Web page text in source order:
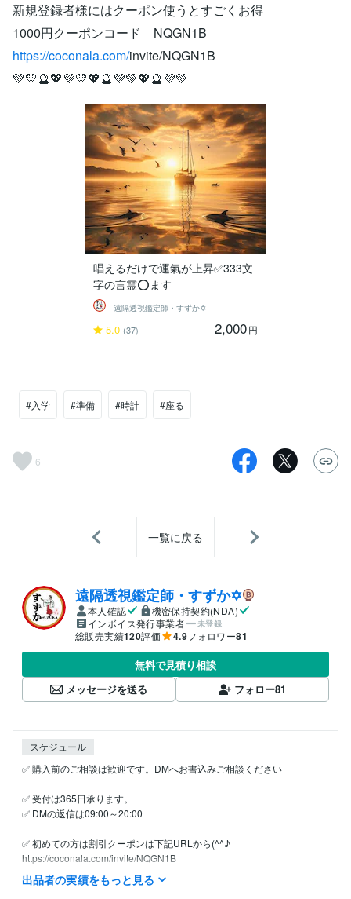
新規登録者様にはクーポン使うとすごくお得
1000円クーポンコード NQGN1B
https://coconala.com/invite/NQGN1B
💚💛🔮💖💜💛💖🔮💜💚💖🔮💜💚
唱えるだけで運氣が上昇✅333文
字の言霊⭕ます
遠隔透視鑑定師・すずか✡
5.0 (37) 2,000円
#入学 #準備 #時計 #座る
6
一覧に戻る
遠隔透視鑑定師・すずか✡
本人確認
機密保持契約(NDA)
インボイス発行事業者
未登録
総販売実績120評価 4.9フォロワー81
無料で見積り相談
メッセージを送る
フォロー81
スケジュール
✅ 購入前のご相談は歓迎です。DMへお書込みご相談ください
✅ 受付は365日承ります。
✅ DMの返信は09:00～20:00
✅ 初めての方は割引クーポンは下記URLから(^^♪
https://coconala.com/invite/NQGN1B
ご注文には順番にお返事差し上げております。
出品者の実績をもっと見る